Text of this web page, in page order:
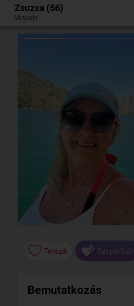
Egy jó randiból bármi lehet.
Zsuzsa (56)
Miskolc
Tetszik SzuperSzív
Bemutatkozás